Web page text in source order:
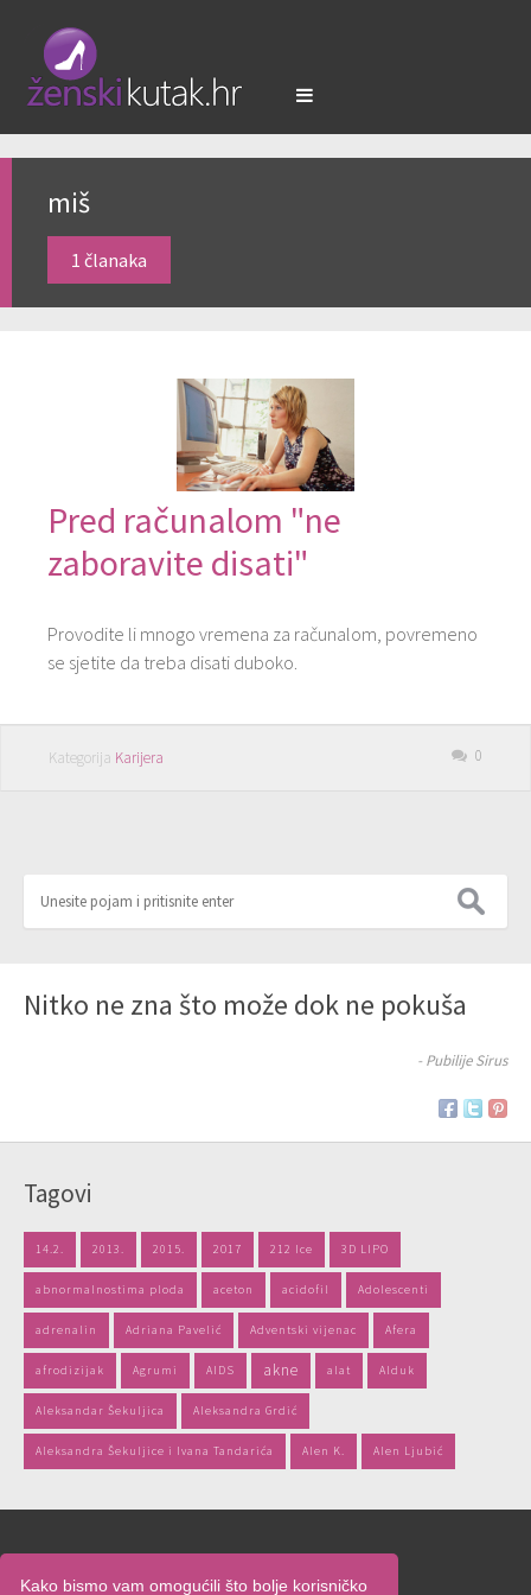
Kako bismo vam omogućili što bolje korisničko
miš
1 članaka
Pred računalom "ne
zaboravite disati"
Provodite li mnogo vremena za računalom, povremeno
se sjetite da treba disati duboko.
Kategorija Karijera 0
Nitko ne zna što može dok ne pokuša
- Pubilije Sirus
Tagovi
14.2. 2013. 2015. 2017 212 Ice 3D LIPO
abnormalnostima ploda aceton acidofil Adolescenti
adrenalin Adriana Pavelić Adventski vijenac Afera
afrodizijak Agrumi AIDS akne alat Alduk
Aleksandar Šekuljica Aleksandra Grdić
Aleksandra Šekuljice i Ivana Tandarića Alen K. Alen Ljubić